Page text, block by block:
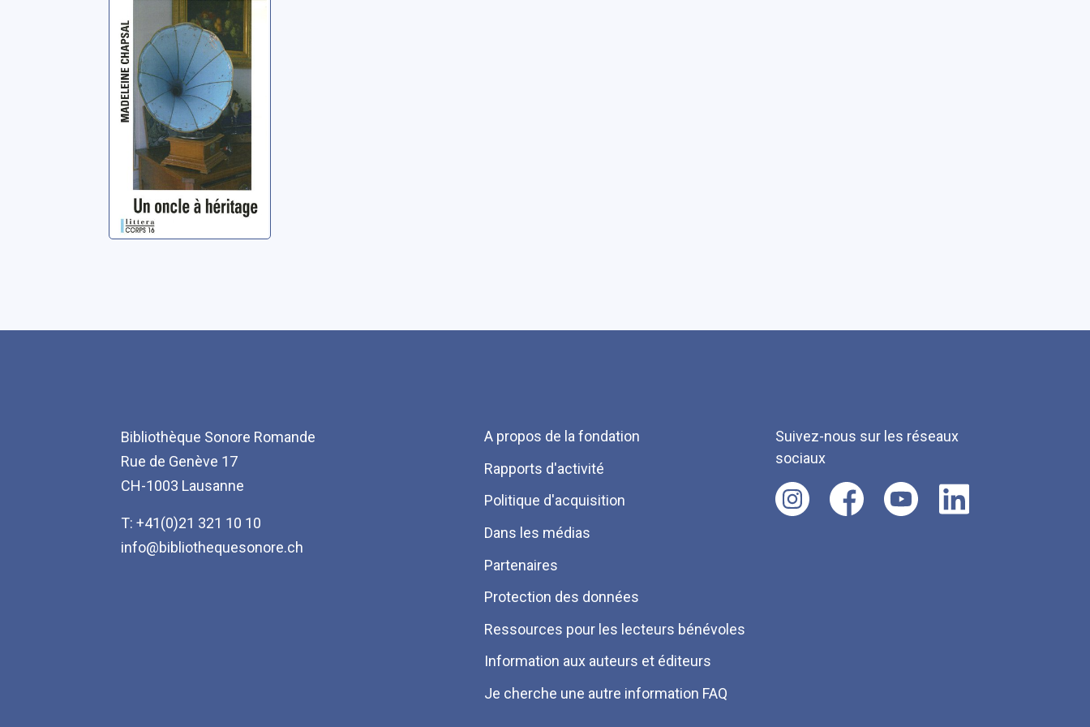
Un oncle à
héritage: roman
Chapsal, Madeleine
Bibliothèque Sonore Romande
Rue de Genève 17
CH-1003 Lausanne
T: +41(0)21 321 10 10
info@bibliothequesonore.ch
Menu
Pied
de
page
A propos de la fondation
Rapports d'activité
Politique d'acquisition
Dans les médias
Partenaires
Protection des données
Ressources pour les lecteurs bénévoles
Information aux auteurs et éditeurs
Je cherche une autre information FAQ
Suivez-nous sur les réseaux
sociaux